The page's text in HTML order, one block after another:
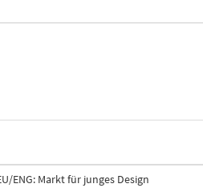
ENG: Markt für junges Design